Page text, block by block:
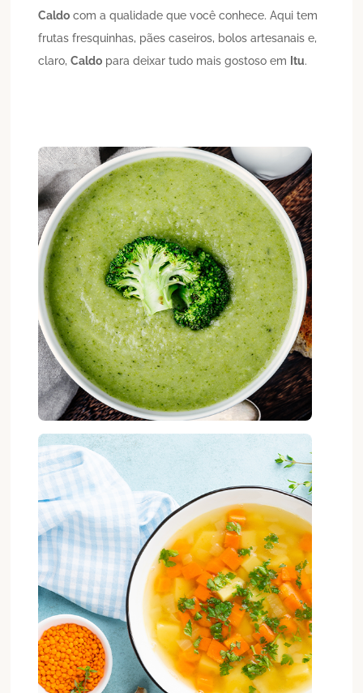
Caldo com a qualidade que você conhece. Aqui tem
frutas fresquinhas, pães caseiros, bolos artesanais e,
claro,Caldo para deixar tudo mais gostoso em Itu.